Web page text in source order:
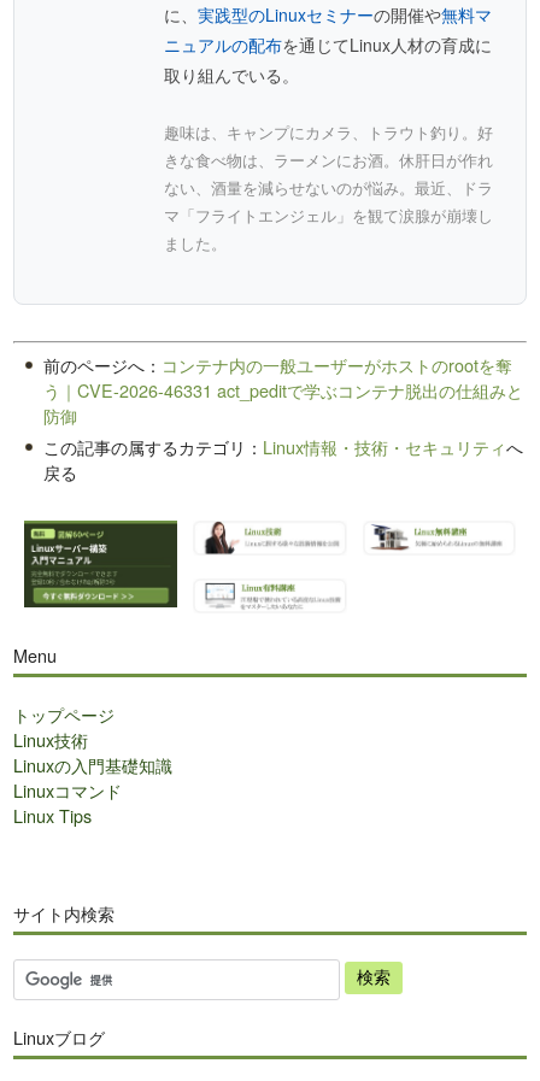
に、実践型のLinuxセミナーの開催や無料マ
ニュアルの配布を通じてLinux人材の育成に
取り組んでいる。
趣味は、キャンプにカメラ、トラウト釣り。好
きな食べ物は、ラーメンにお酒。休肝日が作れ
ない、酒量を減らせないのが悩み。最近、ドラ
マ「フライトエンジェル」を観て涙腺が崩壊し
ました。
前のページへ： コンテナ内の一般ユーザーがホストのrootを奪
う｜CVE-2026-46331 act_peditで学ぶコンテナ脱出の仕組みと
防御
この記事の属するカテゴリ： Linux情報・技術・セキュリティへ
戻る
Menu
トップページ
Linux技術
Linuxの入門基礎知識
Linuxコマンド
Linux Tips
サイト内検索
サ
イ
内
Linuxブログ